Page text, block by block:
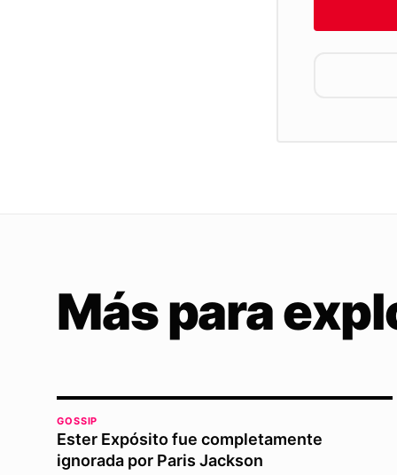
Más para
GOSSIP
Ester Expósito fue completamente
ignorada por Paris Jackson